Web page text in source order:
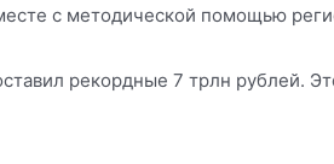
с методической помощью
рекордные 7 трлн рублей.